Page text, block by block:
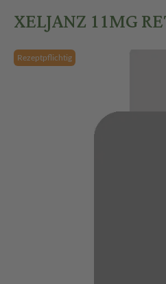
XELJANZ 11MG
Rezeptpflichtig